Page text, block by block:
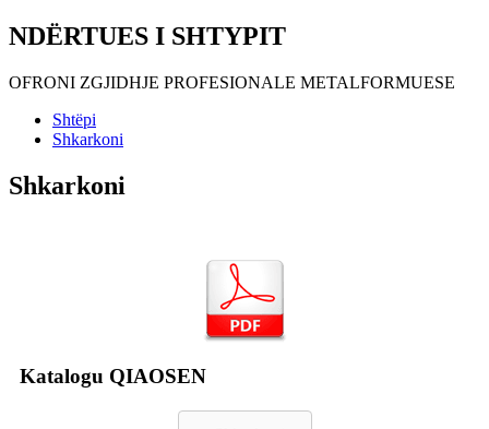
NDËRTUES I SHTYPIT
OFRONI ZGJIDHJE PROFESIONALE METALFORMUESE
Shtëpi
Shkarkoni
Shkarkoni
Katalogu QIAOSEN